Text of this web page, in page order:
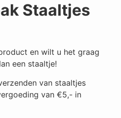
Staaltjes
en wilt u het graag
een staaltje!
van staaltjes
van €5,- in